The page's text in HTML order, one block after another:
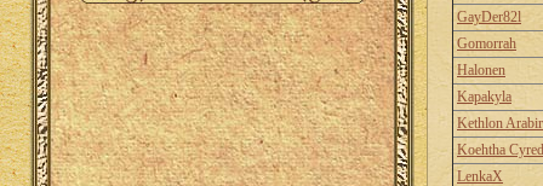
GayDer82l
Gomorrah
Halonen
Kapakyla
Kethlon
Koehtha
LenkaX